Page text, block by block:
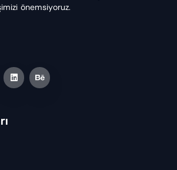
önemsiyoruz.